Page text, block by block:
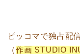
ピッコマで独占配
（作画 STUDIO